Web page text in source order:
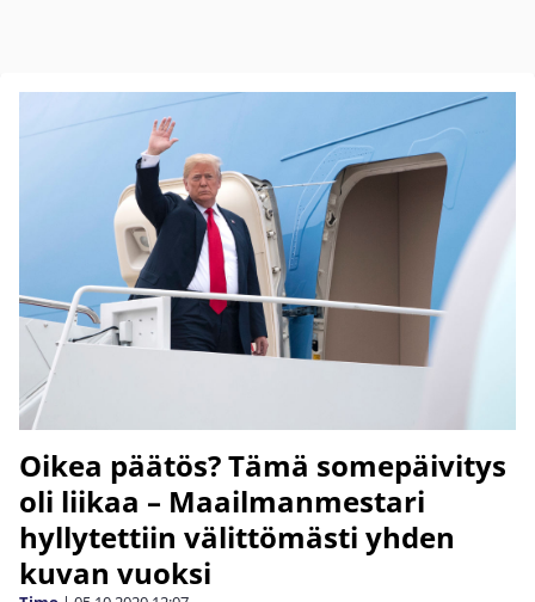
Oikea päätös? Tämä somepäivitys
oli liikaa – Maailmanmestari
hyllytettiin välittömästi yhden
kuvan vuoksi